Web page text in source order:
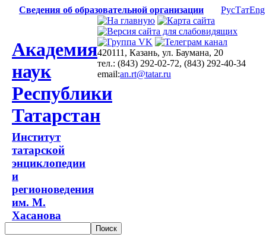
Сведения об образовательной организации РусТатEng
Академия
наук
Республики
Татарстан
Институт
татарской
энциклопедии
и
регионоведения
им. М.
Хасанова
420111, Казань, ул. Баумана, 20
тел.: (843) 292-02-72, (843) 292-40-34
email:an.rt@tatar.ru